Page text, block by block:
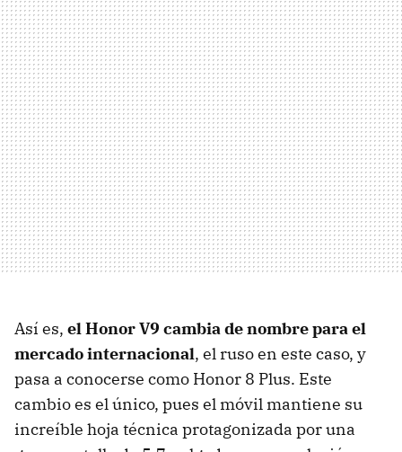
Así es, el Honor V9 cambia de nombre para el
mercado internacional, el ruso en este caso, y
pasa a conocerse como Honor 8 Plus. Este
cambio es el único, pues el móvil mantiene su
increíble hoja técnica protagonizada por una